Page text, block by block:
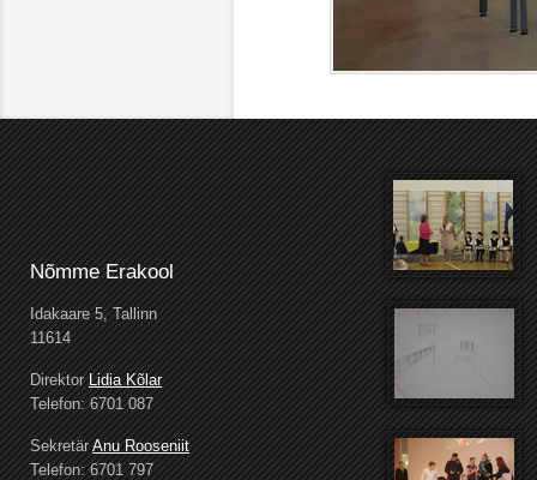
Nõmme Erakool
Idakaare 5, Tallinn
11614
DirektorLidia Kõlar
Telefon: 6701 087
SekretärAnu Rooseniit
Telefon: 6701 797